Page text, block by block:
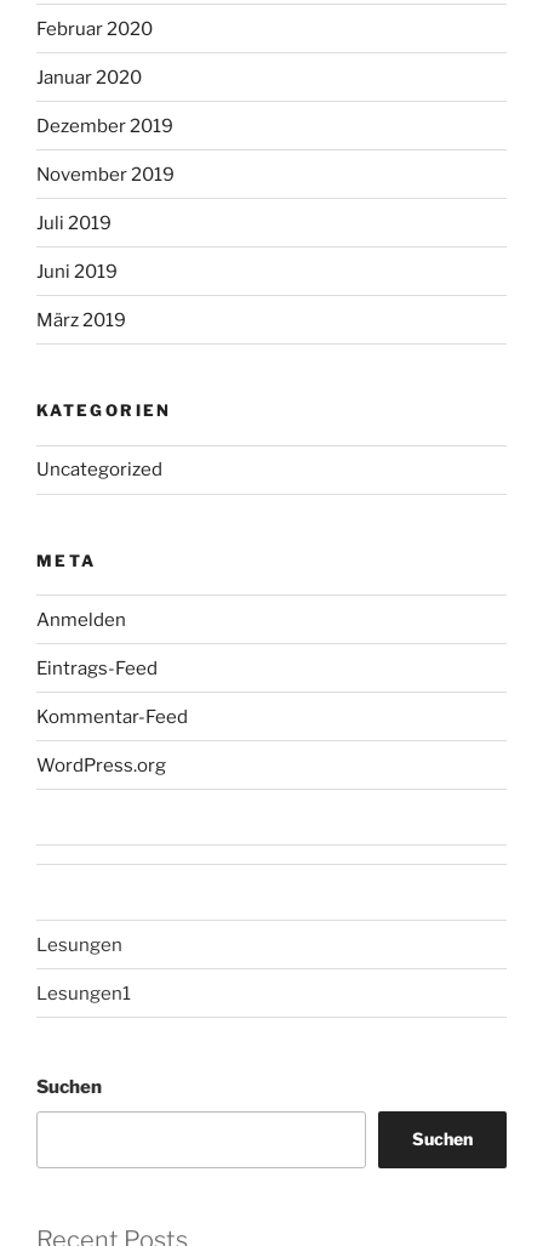
Februar 2020
Januar 2020
Dezember 2019
November 2019
Juli 2019
Juni 2019
März 2019
KATEGORIEN
Uncategorized
META
Anmelden
Eintrags-Feed
Kommentar-Feed
WordPress.org
Lesungen
Lesungen1
Suchen
Suchen
Recent Posts